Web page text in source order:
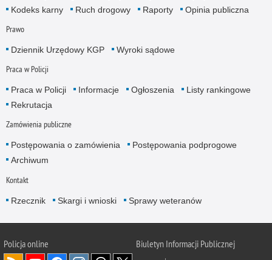
Kodeks karny
Ruch drogowy Raporty Opinia publiczna
Prawo
Dziennik Urzędowy KGP Wyroki sądowe
Praca w Policji
Praca w Policji Informacje Ogłoszenia
Listy rankingowe
Rekrutacja
Zamówienia publiczne
Postępowania o zamówienia
Postępowania podprogowe
Archiwum
Kontakt
Rzecznik Skargi i wnioski Sprawy weteranów
Policjaonline
Biuletyn Informacji Publicznej